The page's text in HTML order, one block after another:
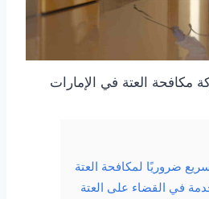
العتة في الإمارات
ضروريًا لمكافحة العتة
في القضاء على العتة